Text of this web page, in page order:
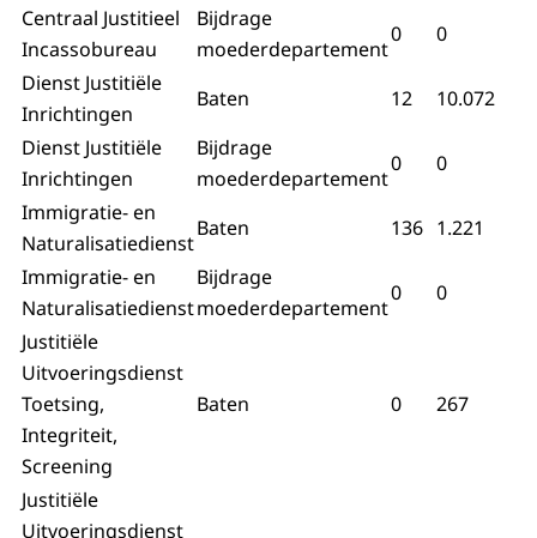
Centraal Justitieel
Incassobureau
Bijdrage
moederdepartement
0
0
Dienst Justitiële
Inrichtingen
Baten 12
10.072
Dienst Justitiële
Inrichtingen
Bijdrage
moederdepartement
0
0
Immigratie- en
Naturalisatiedienst
Baten 136 1.221
Immigratie- en
Naturalisatiedienst
Bijdrage
moederdepartement
0
0
Justitiële
Uitvoeringsdienst
Toetsing,
Integriteit,
Screening
Baten 0 267
Justitiële
Uitvoeringsdienst